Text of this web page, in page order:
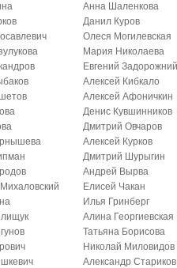
Анна Шаленкова
Данил Куров
Олеся Могилевская
Мария Николаева
Евгений
Алексей Кибкало
Алексей Афоничкин
Денис Кувшинников
Дмитрий Овчаров
Алексей Курков
Дмитрий Шурыгин
Андрей Вырва
Елисей Чакан
Илья Гринберг
Алина Георгиевская
Татьяна Борисова
Николай Миловидов
Александр Стариков